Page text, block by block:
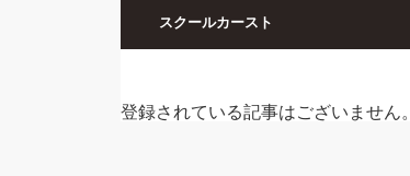
スクールカースト
登録されている記事はございません。